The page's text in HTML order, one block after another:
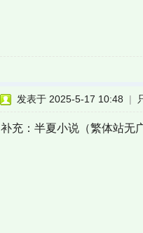
发表于 2025-5-17 10:48 |
补充：半夏小说（繁体站无